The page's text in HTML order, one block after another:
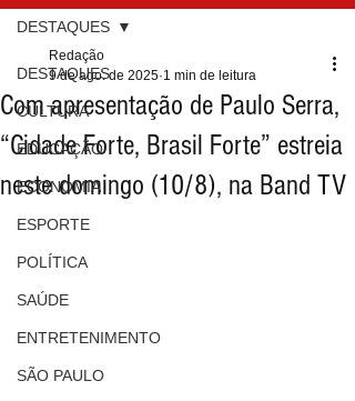
DESTAQUES
CULTURA
EDUCAÇÃO
ECONOMIA
ESPORTE
POLÍTICA
SAÚDE
ENTRETENIMENTO
SÃO PAULO
DESTAQUES
Com apresentação de Paulo Serra,
“Cidade Forte, Brasil Forte” estreia
neste domingo (10/8), na Band TV
Redação
9 de ago. de 2025 1 min de leitura